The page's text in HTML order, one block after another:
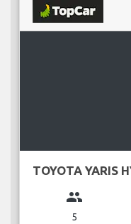
TOYOTA YARIS
group
5